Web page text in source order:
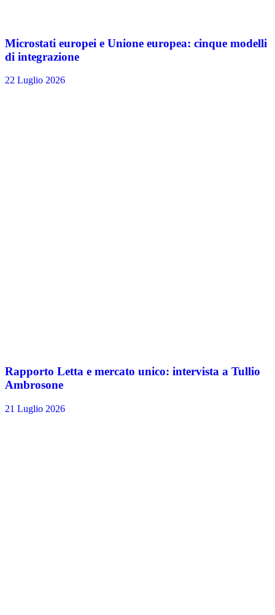
Microstati europei e Unione europea: cinque modelli
di integrazione
22 Luglio 2026
Rapporto Letta e mercato unico: intervista a Tullio
Ambrosone
21 Luglio 2026